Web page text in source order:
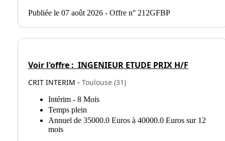
Publiée le 07 août 2026 - Offre n° 212GFBP
Voir l'offre : INGENIEUR ETUDE PRIX H/F
CRIT INTERIM - Toulouse (31)
Intérim - 8 Mois
Temps plein
Annuel de 35000.0 Euros à 40000.0 Euros sur 12
mois